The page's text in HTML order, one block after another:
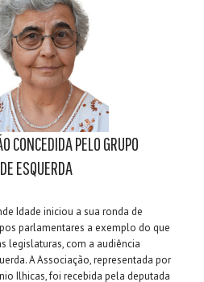
CONCEDIDA PELO GRUPO
ESQUERDA
Idade iniciou a sua ronda de
parlamentares a exemplo do que
legislaturas, com a audiência
A Associação, representada por
Ilhicas, foi recebida pela deputada